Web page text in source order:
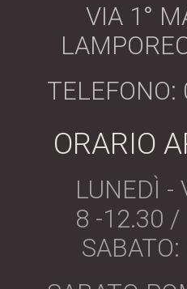
VIA 1°
ORARIO
LUNEDÌ -
8 -12.30 /